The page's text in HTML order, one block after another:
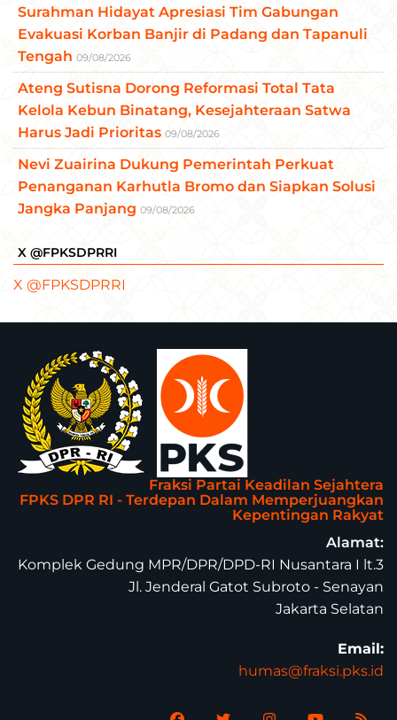
Surahman Hidayat Apresiasi Tim Gabungan
Evakuasi Korban Banjir di Padang dan Tapanuli
Tengah 09/08/2026
Ateng Sutisna Dorong Reformasi Total Tata
Kelola Kebun Binatang, Kesejahteraan Satwa
Harus Jadi Prioritas 09/08/2026
Nevi Zuairina Dukung Pemerintah Perkuat
Penanganan Karhutla Bromo dan Siapkan Solusi
Jangka Panjang 09/08/2026
X @FPKSDPRRI
X @FPKSDPRRI
Fraksi Partai Keadilan Sejahtera
FPKS DPR RI - Terdepan Dalam Memperjuangkan
Kepentingan Rakyat
Alamat:
Komplek Gedung MPR/DPR/DPD-RI Nusantara I lt.3
Jl. Jenderal Gatot Subroto - Senayan
Jakarta Selatan
Email:
humas@fraksi.pks.id